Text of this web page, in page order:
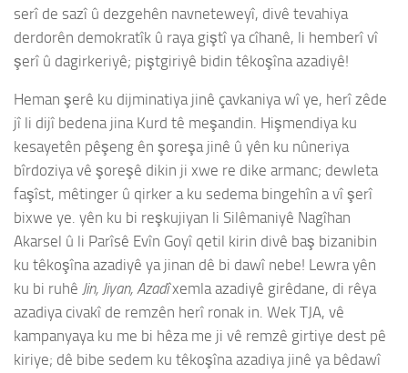
serî de sazî û dezgehên navneteweyî, divê tevahiya
derdorên demokratîk û raya giştî ya cîhanê, li hemberî vî
şerî û dagirkeriyê; piştgiriyê bidin têkoşîna azadiyê!
Heman şerê ku dijminatiya jinê çavkaniya wî ye, herî zêde
jî li dijî bedena jina Kurd tê meşandin. Hişmendiya ku
kesayetên pêşeng ên şoreşa jinê û yên ku nûneriya
bîrdoziya vê şoreşê dikin ji xwe re dike armanc; dewleta
faşîst, mêtinger û qirker a ku sedema bingehîn a vî şerî
bixwe ye. yên ku bi reşkujiyan li Silêmaniyê Nagîhan
Akarsel û li Parîsê Evîn Goyî qetil kirin divê baş bizanibin
ku têkoşîna azadiyê ya jinan dê bi dawî nebe! Lewra yên
ku bi ruhê Jin, Jiyan, Azadîxemla azadiyê girêdane, di rêya
azadiya civakî de remzên herî ronak in. Wek TJA, vê
kampanyaya ku me bi hêza me ji vê remzê girtiye dest pê
kiriye; dê bibe sedem ku têkoşîna azadiya jinê ya bêdawî